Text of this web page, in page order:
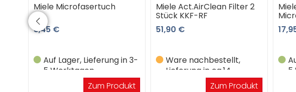
Miele Microfasertuch
8,45 €
Auf Lager, Lieferung in 3-
5 Werktagen
Zum Produkt
Miele Act.AirClean Filter 2
Stück KKF-RF
51,90 €
Ware nachbestellt,
Lieferung in ca.14
WerktagenZum Produkt
5